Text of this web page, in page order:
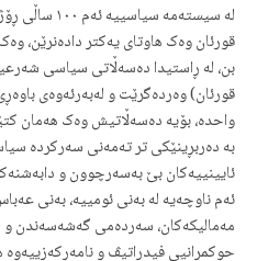
لە سیستەمە
قورئان وەک هاوتای یەکتر دادەنرێن،
بن، لە ڕاستیدا دەسەڵاتی سیاسی
قورئان) وەردەگرێت و لەبەرئەوەی
واحدە، بۆیە دەسەڵاتیش وەک هەمان
بە دەربڕینێکی تر تەمەنی سەرکردە
ئایینییەکان بێ بەسەرچوون و
ئەم ناوچەیە لە بەنی ئومییە، بەنی
مەمالیکەکان، سەردەمی گەشەسەندن و
حوکمڕانیی فیدراتیڤ و نامەرکەزییەوە